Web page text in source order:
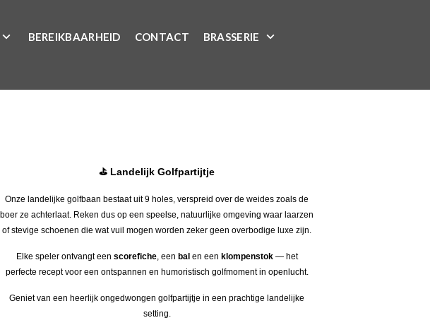
BEREIKBAARHEID CONTACT
BRASSERIE
⛳️ Landelijk Golfpartijtje
Onze landelijke golfbaan bestaat uit 9 holes, verspreid over de weides zoals de
boer ze achterlaat. Reken dus op een speelse, natuurlijke omgeving waar laarzen
of stevige schoenen die wat vuil mogen worden zeker geen overbodige luxe zijn.
Elke speler ontvangt een scorefiche, een bal en een klompenstok— het
perfecte recept voor een ontspannen en humoristisch golfmoment in openlucht.
Geniet van een heerlijk ongedwongen golfpartijtje in een prachtige landelijke
setting.